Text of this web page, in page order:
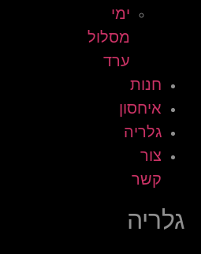
ימי
מסלול
ערד
חנות
איחסון
גלריה
צור
קשר
גלריה